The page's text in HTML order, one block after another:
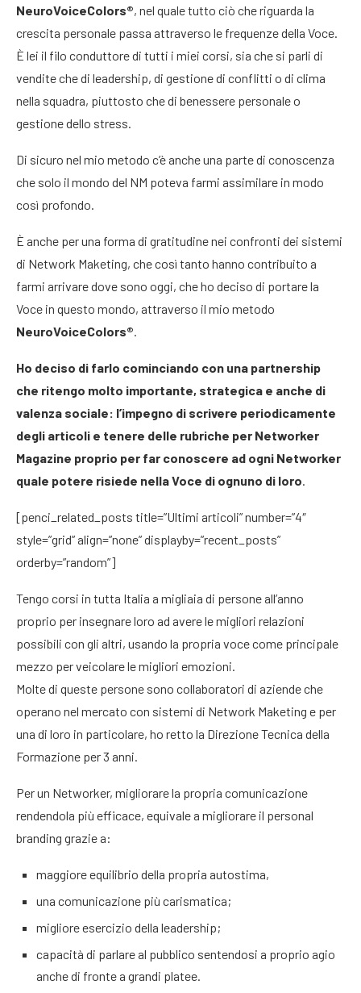
NeuroVoiceColors®, nel quale tutto ciò che riguarda la
crescita personale passa attraverso le frequenze della Voce.
È lei il filo conduttore di tutti i miei corsi, sia che si parli di
vendite che di leadership, di gestione di conflitti o di clima
nella squadra, piuttosto che di benessere personale o
gestione dello stress.
Di sicuro nel mio metodo c’è anche una parte di conoscenza
che solo il mondo del NM poteva farmi assimilare in modo
così profondo.
È anche per una forma di gratitudine nei confronti dei sistemi
di Network Maketing, che così tanto hanno contribuito a
farmi arrivare dove sono oggi, che ho deciso di portare la
Voce in questo mondo, attraverso il mio metodo
NeuroVoiceColors®.
Ho deciso di farlo cominciando con una partnership
che ritengo molto importante, strategica e anche di
valenza sociale: l’impegno di scrivere periodicamente
degli articoli e tenere delle rubriche per Networker
Magazine proprio per far conoscere ad ogni Networker
quale potere risiede nella Voce di ognuno di loro.
[penci_related_posts title=”Ultimi articoli” number=”4″
style=”grid” align=”none” displayby=”recent_posts”
orderby=”random”]
Tengo corsi in tutta Italia a migliaia di persone all’anno
proprio per insegnare loro ad avere le migliori relazioni
possibili con gli altri, usando la propria voce come principale
mezzo per veicolare le migliori emozioni.
Molte di queste persone sono collaboratori di aziende che
operano nel mercato con sistemi di Network Maketing e per
una di loro in particolare, ho retto la Direzione Tecnica della
Formazione per 3 anni.
Per un Networker, migliorare la propria comunicazione
rendendola più efficace, equivale a migliorare il personal
branding grazie a:
maggiore equilibrio della propria autostima,
una comunicazione più carismatica;
migliore esercizio della leadership;
capacità di parlare al pubblico sentendosi a proprio agio
anche di fronte a grandi platee.